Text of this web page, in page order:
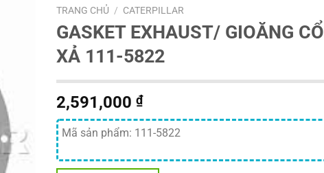
TRANG CHỦ / CATERPILLAR
GASKET EXHAUST/ GIOĂNG CỔ
XẢ 111-5822
2,591,000₫
Mã sản phẩm: 111-5822